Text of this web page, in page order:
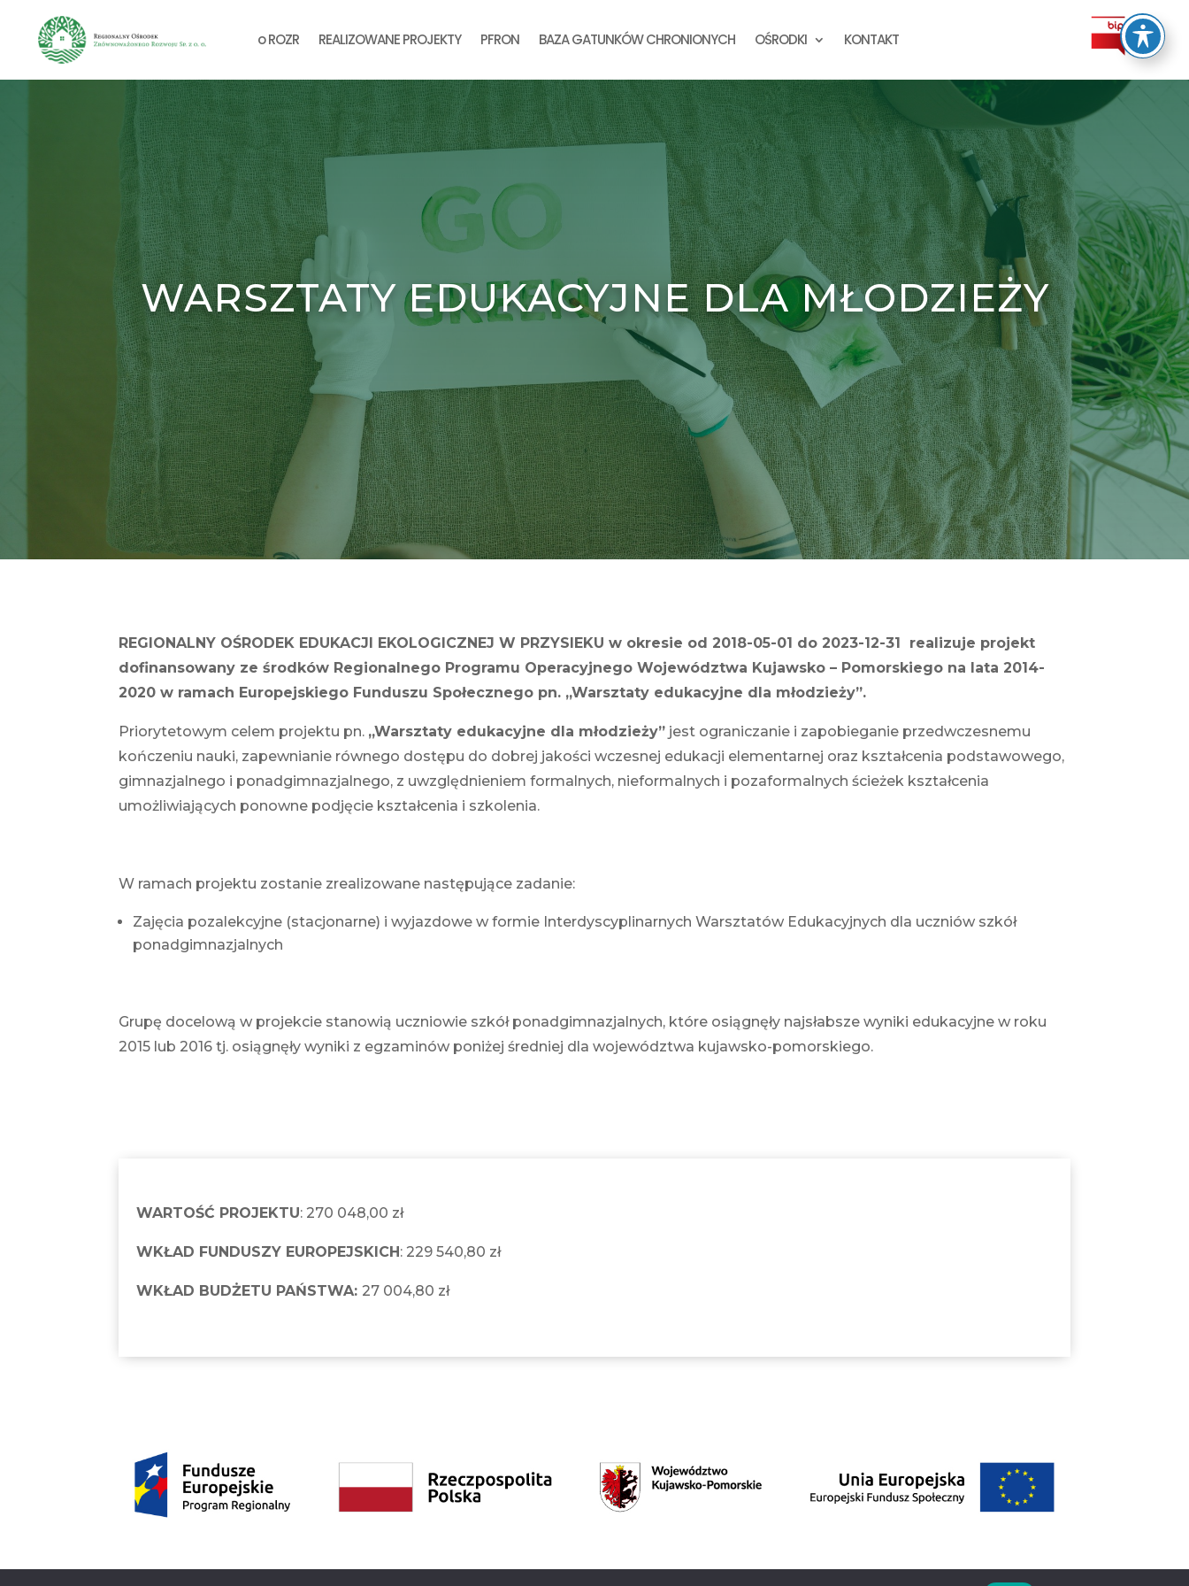
o ROZR REALIZOWANE PROJEKTY PFRON BAZA GATUNKÓW CHRONIONYCH OŚRODKI KONTAKT
WARSZTATY EDUKACYJNE DLA MŁODZIEŻY
REGIONALNY OŚRODEK EDUKACJI EKOLOGICZNEJ W PRZYSIEKU w okresie od 2018-05-01 do 2023-12-31 realizuje projekt
dofinansowany ze środków Regionalnego Programu Operacyjnego Województwa Kujawsko – Pomorskiego na lata 2014-
2020 w ramach Europejskiego Funduszu Społecznego pn. „Warsztaty edukacyjne dla młodzieży”.
Priorytetowym celem projektu pn. „Warsztaty edukacyjne dla młodzieży” jest ograniczanie i zapobieganie przedwczesnemu
kończeniu nauki, zapewnianie równego dostępu do dobrej jakości wczesnej edukacji elementarnej oraz kształcenia podstawowego,
gimnazjalnego i ponadgimnazjalnego, z uwzględnieniem formalnych, nieformalnych i pozaformalnych ścieżek kształcenia
umożliwiających ponowne podjęcie kształcenia i szkolenia.
W ramach projektu zostanie zrealizowane następujące zadanie:
Zajęcia pozalekcyjne (stacjonarne) i wyjazdowe w formie Interdyscyplinarnych Warsztatów Edukacyjnych dla uczniów szkół
ponadgimnazjalnych
Grupę docelową w projekcie stanowią uczniowie szkół ponadgimnazjalnych, które osiągnęły najsłabsze wyniki edukacyjne w roku
2015 lub 2016 tj. osiągnęły wyniki z egzaminów poniżej średniej dla województwa kujawsko-pomorskiego.
WARTOŚĆ PROJEKTU: 270 048,00 zł
WKŁAD FUNDUSZY EUROPEJSKICH : 229 540,80 zł
WKŁAD BUDŻETU PAŃSTWA: 27 004,80 zł